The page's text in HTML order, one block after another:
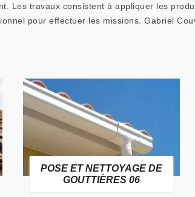
Les travaux consistent à appliquer les
pour effectuer les missions. Gabriel
POSE ET NETTOYAGE DE
GOUTTIÈRES 06